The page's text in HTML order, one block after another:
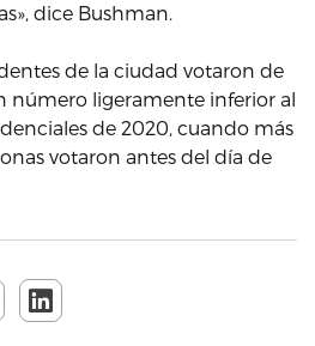
dice Bushman.
de la ciudad votaron de
número ligeramente inferior al
de 2020, cuando más
votaron antes del día de